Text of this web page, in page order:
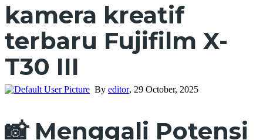
kamera kreatif
terbaru Fujifilm X-
T30 III
By editor, 29 October, 2025
📸 Menggali Potensi